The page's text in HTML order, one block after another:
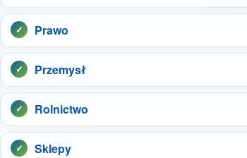
Prawo
Przemysł
Rolnictwo
Sklepy